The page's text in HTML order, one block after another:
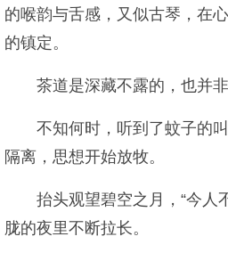
的喉韵与舌感，又似古琴，在
的镇定。
茶道是深藏不露的，也并
不知何时，听到了蚊子的
隔离，思想开始放牧。
抬头观望碧空之月，“今人
胧的夜里不断拉长。